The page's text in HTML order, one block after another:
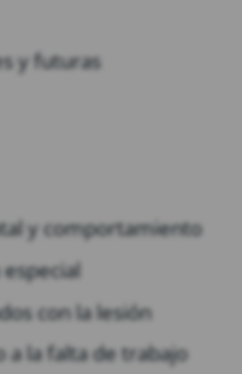
y futuras
y comportamiento
con la lesión
a la falta de trabajo